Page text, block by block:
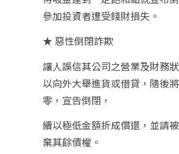
參加投資者遭受錢財損失。
★ 惡性倒閉詐欺
讓人誤信其公司之營業及財務
以向外大舉進貨或借貸，隨後
零，宣告倒閉，
續以極低金額折成償還，並請
棄其餘債權。